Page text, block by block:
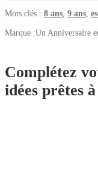
marine
ans)
Mots clés : 8 ans 9 ans
Marque :Un Anniversaire
Complétez
idées prêtes